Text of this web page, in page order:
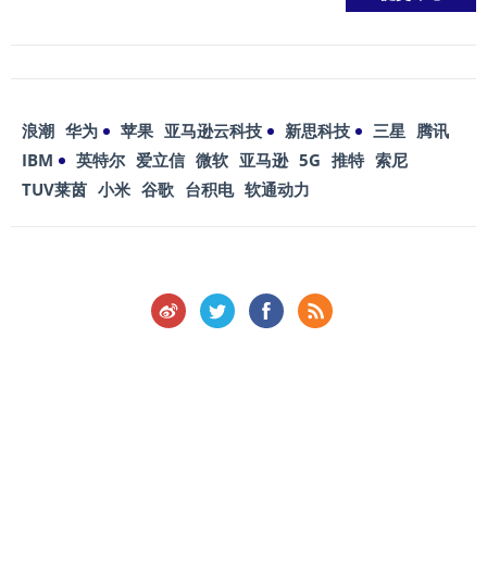
浪潮 华为 苹果 亚马逊云科技 新思科技 三星 腾讯
IBM
英特尔 爱立信 微软 亚马逊 5G 推特 索尼
TUV莱茵 小米 谷歌 台积电 软通动力